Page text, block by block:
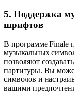
5. Поддержка
шрифтов
В программе Finale
музыкальных
позволяют
партитуры. Вы
символов и
вашими